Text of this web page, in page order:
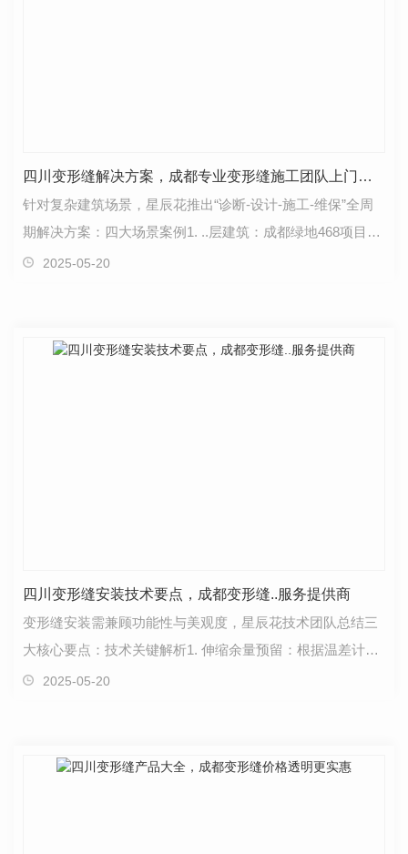
四川变形缝解决方案，成都专业变形缝施工团队上门服务
针对复杂建筑场景，星辰花推出“诊断-设计-施工-维保”全周
期解决方案：四大场景案例1. ..层建筑：成都绿地468项目采
用多向变位装置，满足3D位移补偿；2. 地下管廊…
2025-05-20
四川变形缝安装技术要点，成都变形缝..服务提供商
变形缝安装需兼顾功能性与美观度，星辰花技术团队总结三
大核心要点：技术关键解析1. 伸缩余量预留：根据温差计算
热胀冷缩量，一般按缝宽1.5倍预留；2. 排水坡度控…
2025-05-20